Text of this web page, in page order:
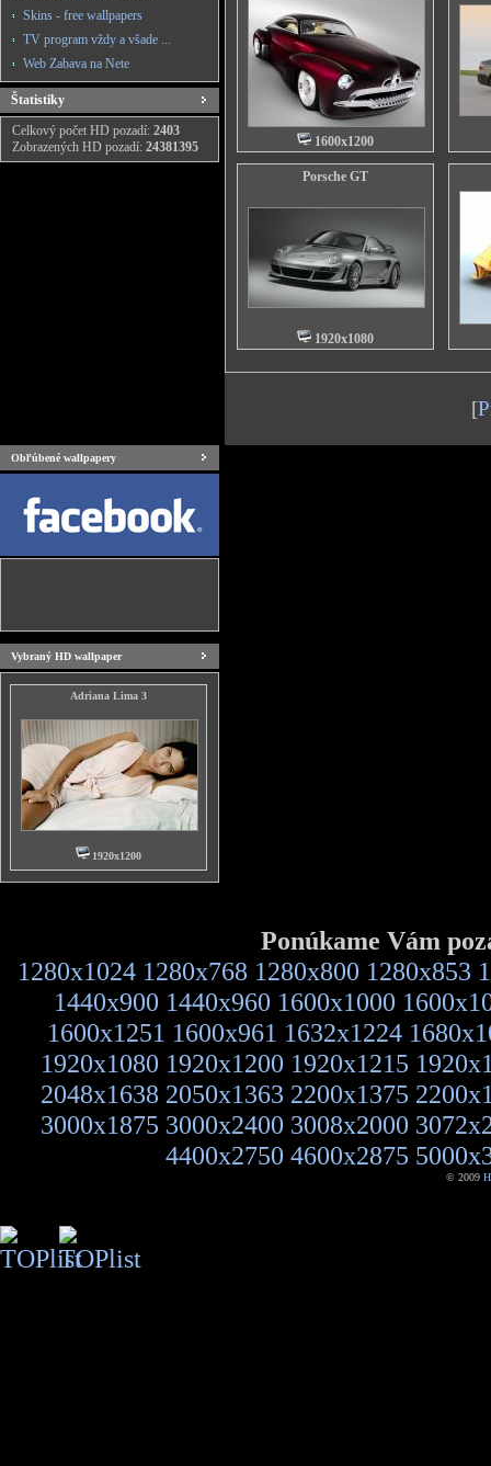
Skins - free wallpapers
TV program vždy a všade ...
Web Zabava na Nete
Štatistiky
Celkový počet HD pozadí: 2403
Zobrazených HD pozadí: 24381395 1600x1200
Porsche GT
1920x1080
[
Obľúbené wallpapery
Vybraný HD wallpaper
Adriana Lima 3
1920x1200
Ponúkame Vám
1280x1024 1280x768 1280x800 1280x853
1440x900 1440x960 1600x1000
1600x1251 1600x961 1632x1224
1920x1080 1920x1200 1920x1215
2048x1638 2050x1363 2200x1375
3000x1875 3000x2400 3008x2000
4400x2750 4600x2875
© 2009